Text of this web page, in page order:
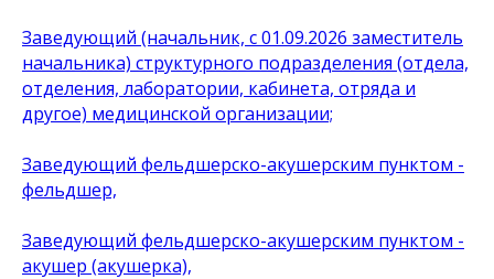
Заведующий (начальник, с 01.09.2026 заместитель
начальника) структурного подразделения (отдела,
отделения, лаборатории, кабинета, отряда и
другое) медицинской организации;
Заведующий фельдшерско-акушерским пунктом -
фельдшер,
Заведующий фельдшерско-акушерским пунктом -
акушер (акушерка),